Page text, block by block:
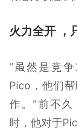
火力全开 ，
“虽然是竞
Pico，他们
作。”前不
时，他对于